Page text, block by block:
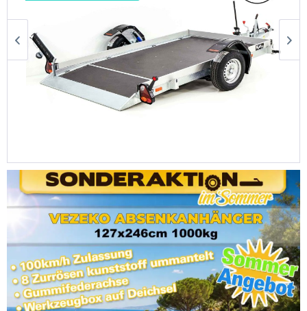
Vezeko Absenkanhänger 127x246cm 1,0t